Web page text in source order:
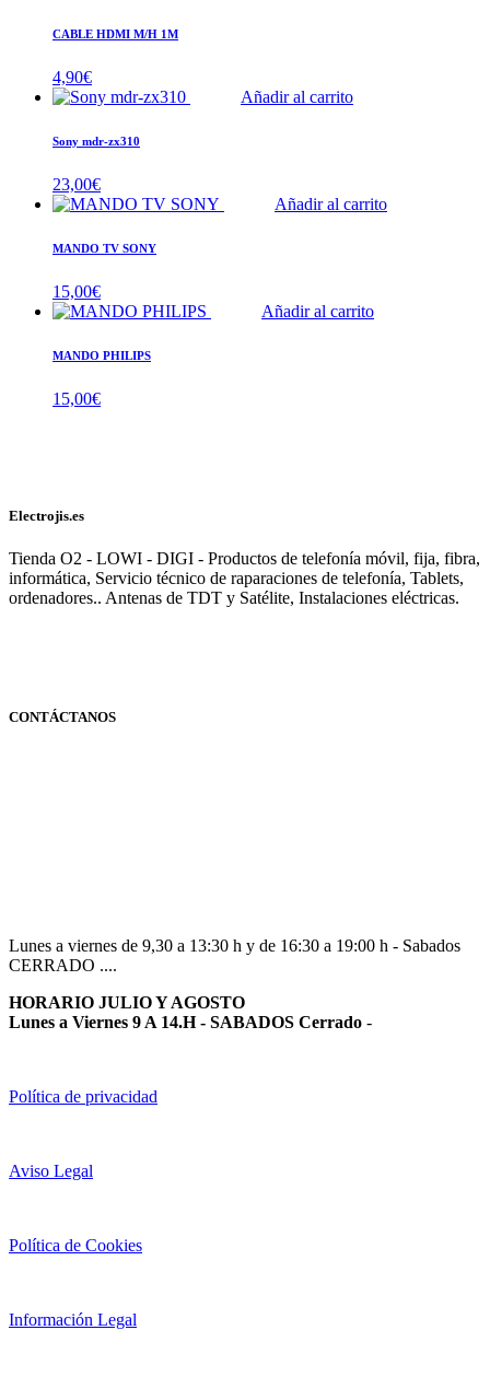
CABLE HDMI M/H 1M
4,90€
Añadir al carrito
Sony mdr-zx310
23,00€
Añadir al carrito
MANDO TV SONY
15,00€
Añadir al carrito
MANDO PHILIPS
15,00€
Electrojis.es
Tienda O2 - LOWI - DIGI - Productos de telefonía móvil, fija, fibra,
informática, Servicio técnico de raparaciones de telefonía, Tablets,
ordenadores.. Antenas de TDT y Satélite, Instalaciones eléctricas.
CONTÁCTANOS
Lunes a viernes de 9,30 a 13:30 h y de 16:30 a 19:00 h - Sabados
CERRADO ....
HORARIO JULIO Y AGOSTO
Lunes a Viernes 9 A 14.H - SABADOS Cerrado -
Política de privacidad
Aviso Legal
Política de Cookies
Información Legal